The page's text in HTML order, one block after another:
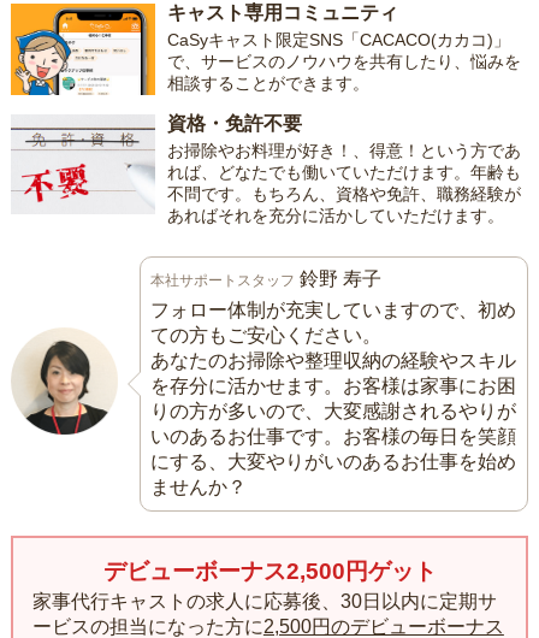
キャスト専用コミュニティ
CaSyキャスト限定SNS「CACACO(カカコ)」
で、サービスのノウハウを共有したり、悩みを
相談することができます。
資格・免許不要
お掃除やお料理が好き！、得意！という方であ
れば、どなたでも働いていただけます。年齢も
不問です。もちろん、資格や免許、職務経験が
あればそれを充分に活かしていただけます。
本社サポートスタッフ 鈴野 寿子
フォロー体制が充実していますので、初め
ての方もご安心ください。
あなたのお掃除や整理収納の経験やスキル
を存分に活かせます。お客様は家事にお困
りの方が多いので、大変感謝されるやりが
いのあるお仕事です。お客様の毎日を笑顔
にする、大変やりがいのあるお仕事を始め
ませんか？
デビューボーナス2,500円ゲット
家事代行キャストの求人に応募後、30日以内に定期サ
ービスの担当になった方に2,500円のデビューボーナス